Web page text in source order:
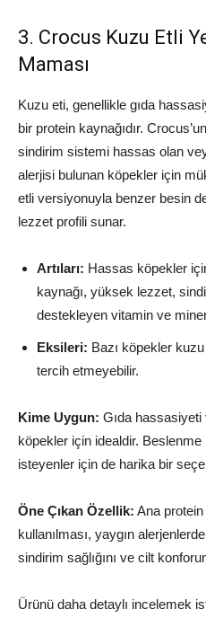
3. Crocus Kuzu Etli
Maması
Kuzu eti, genellikle gıda
bir protein kaynağıdır.
sindirim sistemi hassas olan
alerjisi bulunan köpekler için
etli versiyonuyla benzer besin
lezzet profili sunar.
Artıları: Hassas köpekler
kaynağı, yüksek lezzet,
destekleyen vitamin ve
Eksileri: Bazı köpekler
tercih etmeyebilir.
Kime Uygun: Gıda
köpekler için idealdir.
isteyenler için de harika bir
Öne Çıkan Özellik: Ana
kullanılması, yaygın
sindirim sağlığını ve cilt
Ürünü daha detaylı incelemek